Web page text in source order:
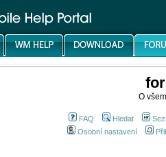
O
FAQ Hledat
Osobní nastavení